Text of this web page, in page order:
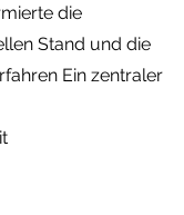
die
Stand und die
Ein zentraler